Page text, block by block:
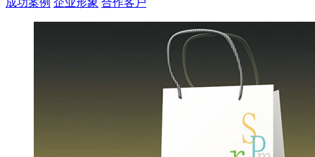
成功案例 企业形象 合作客户